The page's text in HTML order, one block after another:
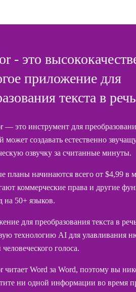
- это
приложение для
текста в речь
— это инструмент для
может создавать естественно
озвучку за считанные минуты.
планы начинаются всего от $4,99 в
коммерческие права и другие
на 50+ языков.
для преобразования текста в
технологию AI для улавливания
голоса.
читает Word за Word, поэтому вы
ни одной информации во время